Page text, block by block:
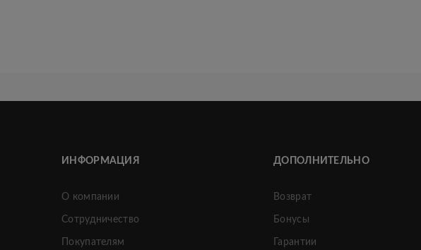
ИНФОРМАЦИЯ
О компании
Сотрудничество
Покупателям
ДОПОЛНИТЕЛЬНО
Возврат
Бонусы
Гарантии